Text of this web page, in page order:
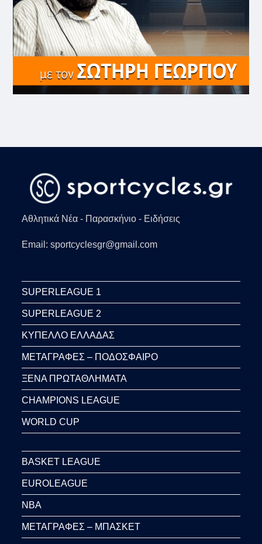
Αθλητικά Νέα - Παρασκήνιο - Ειδήσεις
Email: sportcyclesgr@gmail.com
SUPERLEAGUE 1
SUPERLEAGUE 2
ΚΥΠΕΛΛΟ ΕΛΛΑΔΑΣ
ΜΕΤΑΓΡΑΦΕΣ – ΠΟΔΟΣΦΑΙΡΟ
ΞΕΝΑ ΠΡΩΤΑΘΛΗΜΑΤΑ
CHAMPIONS LEAGUE
WORLD CUP
BASKET LEAGUE
EUROLEAGUE
NBA
ΜΕΤΑΓΡΑΦΕΣ – ΜΠΑΣΚΕΤ